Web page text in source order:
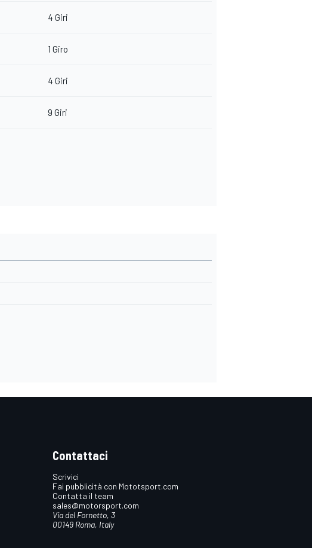
4 Giri
1 Giro
4 Giri
9 Giri
Contattaci
Scrivici
Fai pubblicità con Mototsport.com
Contatta il team
sales@motorsport.com
Via del Fornetto, 3
00149 Roma, Italy